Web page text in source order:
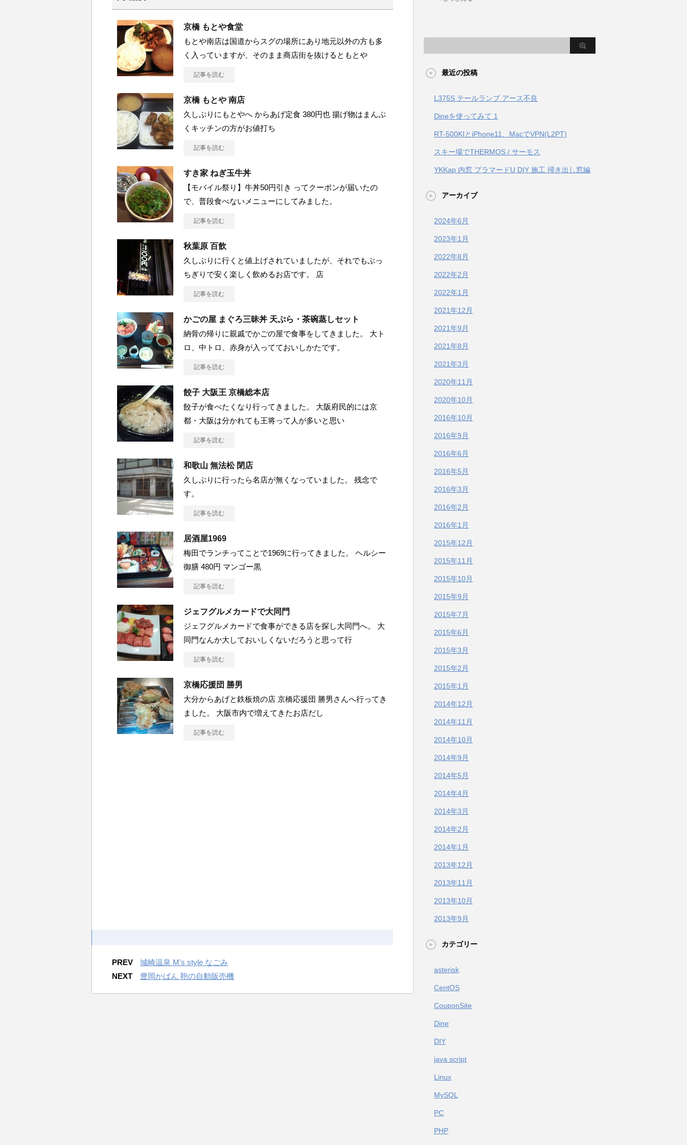
京橋 もとや食堂
もとや南店は国道からスグの場所にあり地元以外の方も多
く入っていますが、そのまま商店街を抜けるともとや
記事を読む
京橋 もとや 南店
久しぶりにもとやへ からあげ定食 380円也 揚げ物はまんぷ
くキッチンの方がお値打ち
記事を読む
すき家 ねぎ玉牛丼
【モバイル祭り】牛丼50円引き ってクーポンが届いたの
で、普段食べないメニューにしてみました。
記事を読む
秋葉原 百飲
久しぶりに行くと値上げされていましたが、それでもぶっ
ちぎりで安く楽しく飲めるお店です。 店
記事を読む
かごの屋 まぐろ三昧丼 天ぷら・茶碗蒸しセット
納骨の帰りに親戚でかごの屋で食事をしてきました。 大ト
ロ、中トロ、赤身が入ってておいしかたです。
記事を読む
餃子 大阪王 京橋総本店
餃子が食べたくなり行ってきました。 大阪府民的には京
都・大阪は分かれても王将って人が多いと思い
記事を読む
和歌山 無法松 閉店
久しぶりに行ったら名店が無くなっていました。 残念で
す。
記事を読む
居酒屋1969
梅田でランチってことで1969に行ってきました。 ヘルシー
御膳 480円 マンゴー黒
記事を読む
ジェフグルメカードで大同門
ジェフグルメカードで食事ができる店を探し大同門へ。 大
同門なんか大しておいしくないだろうと思って行
記事を読む
京橋応援団 勝男
大分からあげと鉄板焼の店 京橋応援団 勝男さんへ行ってき
ました。 大阪市内で増えてきたお店だし
記事を読む
PREV
城崎温泉 M's style なごみ
NEXT
豊岡かばん 鞄の自動販売機
最近の投稿
L375S テールランプ アース不良
Dineを使ってみて 1
RT-500KIとiPhone11、MacでVPN(L2PT)
スキー場でTHERMOS / サーモス
YKKap 内窓 プラマードU DIY 施工 掃き出し窓編
アーカイブ
2024年6月
2023年1月
2022年8月
2022年2月
2022年1月
2021年12月
2021年9月
2021年8月
2021年3月
2020年11月
2020年10月
2016年10月
2016年9月
2016年6月
2016年5月
2016年3月
2016年2月
2016年1月
2015年12月
2015年11月
2015年10月
2015年9月
2015年7月
2015年6月
2015年3月
2015年2月
2015年1月
2014年12月
2014年11月
2014年10月
2014年9月
2014年5月
2014年4月
2014年3月
2014年2月
2014年1月
2013年12月
2013年11月
2013年10月
2013年9月
カテゴリー
asterisk
CentOS
CouponSite
Dine
DIY
java script
Linux
MySQL
PC
PHP